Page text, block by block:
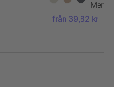
paneler i
270gsm
Mer
från 39,82 kr